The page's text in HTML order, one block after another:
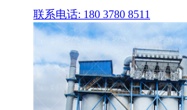
联系电话: 180 3780 8511